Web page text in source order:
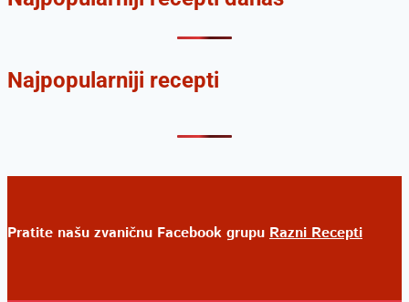
Najpopularniji recepti
Pratite našu zvaničnu Facebook grupu Razni Recepti